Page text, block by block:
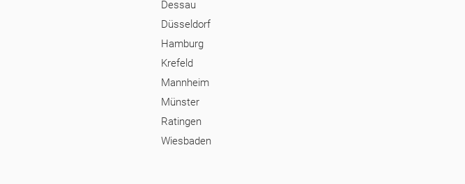
Dessau
Düsseldorf
Hamburg
Krefeld
Mannheim
Münster
Ratingen
Wiesbaden